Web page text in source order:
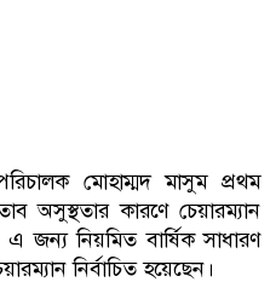
মোহাম্মদ মাসুম প্রথম
কারণে চেয়ারম্যান
জন্য নিয়মিত বার্ষিক সাধারণ
নির্বাচিত হয়েছেন।